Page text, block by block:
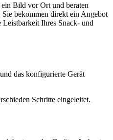
Bild vor Ort und beraten
Sie bekommen direkt ein Angebot
Ihres Snack- und
das konfigurierte Gerät
Schritte eingeleitet.